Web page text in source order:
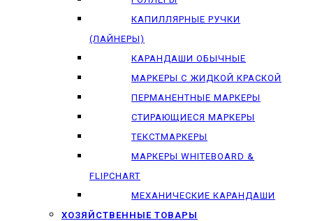
КАПИЛЛЯРНЫЕ РУЧКИ
(ЛАЙНЕРЫ)
КАРАНДАШИ ОБЫЧНЫЕ
МАРКЕРЫ C ЖИДКОЙ КРАСКОЙ
ПЕРМАНЕНТНЫЕ МАРКЕРЫ
СТИРАЮЩИЕСЯ МАРКЕРЫ
ТЕКСТМАРКЕРЫ
МАРКЕРЫ WHITEBOARD &
FLIPCHART
МЕХАНИЧЕСКИЕ КАРАНДАШИ
ХОЗЯЙСТВЕННЫЕ ТОВАРЫ